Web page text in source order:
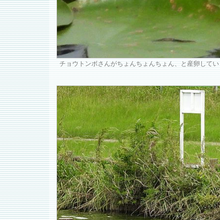
チョウトンボさんがちょんちょんちょん、と産卵してい